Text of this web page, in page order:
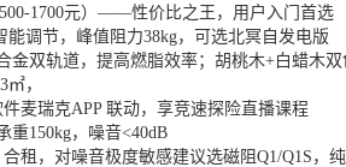
1700元）——性价比之王，用户入门首选
能调节，峰值阻力38kg，可选北冥自发电版
金双轨道，提高燃脂效率；胡桃木+白蜡木双
，
麦瑞克APP 联动，享竞速探险直播课程
重150kg，噪音<40dB
租，对噪音极度敏感建议选磁阻Q1/Q1S，